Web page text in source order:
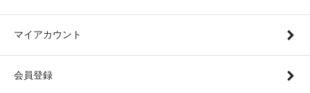
マイアカウント
会員登録